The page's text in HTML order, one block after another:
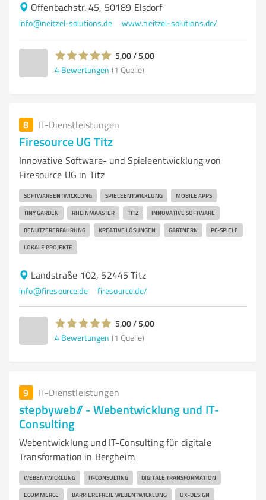
Offenbachstr. 45, 50189 Elsdorf
info@neitzel-solutions.de www.neitzel-solutions.de/
5,00 / 5,00
4 Bewertungen (1 Quelle)
8 IT-Dienstleistungen
Firesource UG Titz
Innovative Software- und Spieleentwicklung von
Firesource UG in Titz
SOFTWAREENTWICKLUNG SPIELEENTWICKLUNG MOBILE APPS
TINY GARDEN RHEINMAASTER TITZ INNOVATIVE SOFTWARE
BENUTZERERFAHRUNG KREATIVE LÖSUNGEN GÄRTNERN PC-SPIELE
LOKALE PROJEKTE
Landstraße 102, 52445 Titz
info@firesource.de firesource.de/
5,00 / 5,00
4 Bewertungen (1 Quelle)
9 IT-Dienstleistungen
stepbyweb// - Webentwicklung und IT-
Consulting
Webentwicklung und IT-Consulting für digitale
Transformation in Bergheim
WEBENTWICKLUNG IT-CONSULTING DIGITALE TRANSFORMATION
ECOMMERCE BARRIEREFREIE WEBENTWICKLUNG UX-DESIGN